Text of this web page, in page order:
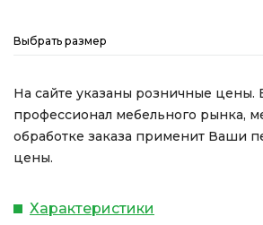
Выбрать размер
На сайте указаны розничные цены.
профессионал мебельного рынка,
обработке заказа применит Ваши
цены.
Характеристики